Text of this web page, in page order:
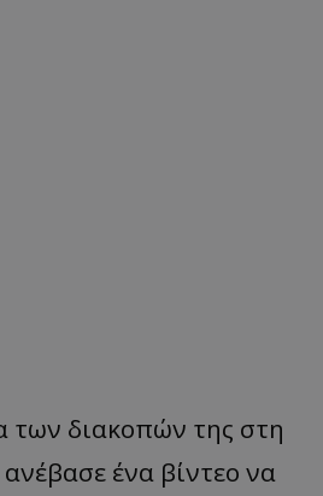
των διακοπών της στη
ένα βίντεο να